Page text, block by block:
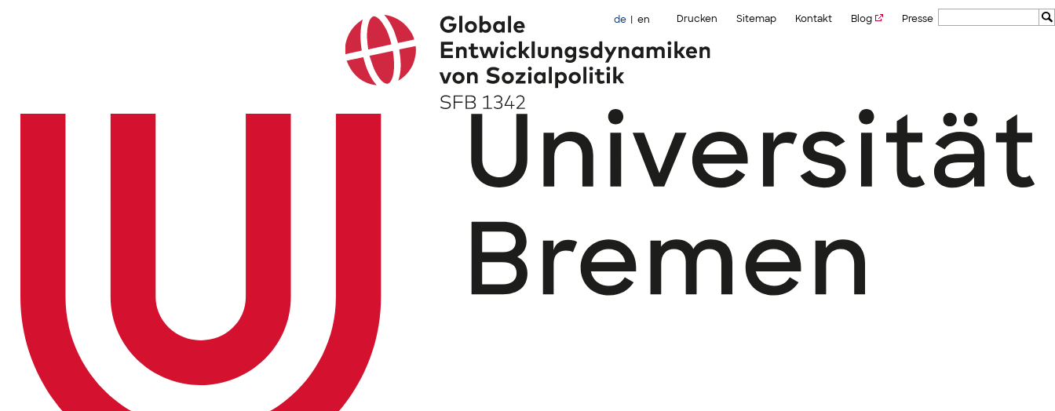
de en Drucken Sitemap Kontakt Blog Presse